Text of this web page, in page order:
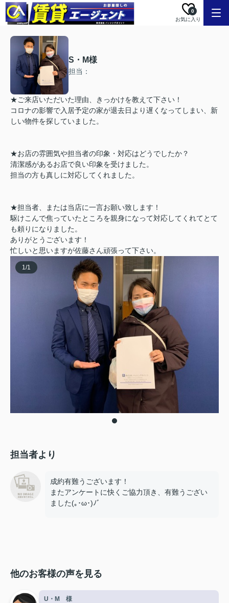
お気に入り
0
S・M様
担当：
★ご来店いただいた理由、きっかけを教えて下さい！
コロナの影響で入居予定の家が退去日より遅くなってしまい、新
しい物件を探していました。
★お店の雰囲気や担当者の印象・対応はどうでしたか？
清潔感があるお店で良い印象を受けました。
担当の方も真しに対応してくれました。
★担当者、または当店に一言お願い致します！
駆けこんで焦っていたところを親身になって対応してくれてとて
も頼りになりました。
ありがとうございます！
忙しいと思いますが佐藤さん頑張って下さい。
1/1
担当者より
成約有難うございます！
またアンケートに快くご協力頂き、有難うござい
ました(｡･ω･)ﾉﾞ
他のお客様の声を見る
U・M 様